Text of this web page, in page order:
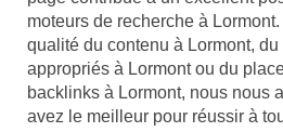
moteurs de recherche à
qualité du contenu à Lormont,
appropriés à Lormont ou du
backlinks à Lormont, nous nous
avez le meilleur pour réussir à